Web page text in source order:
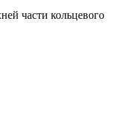
части кольцевого